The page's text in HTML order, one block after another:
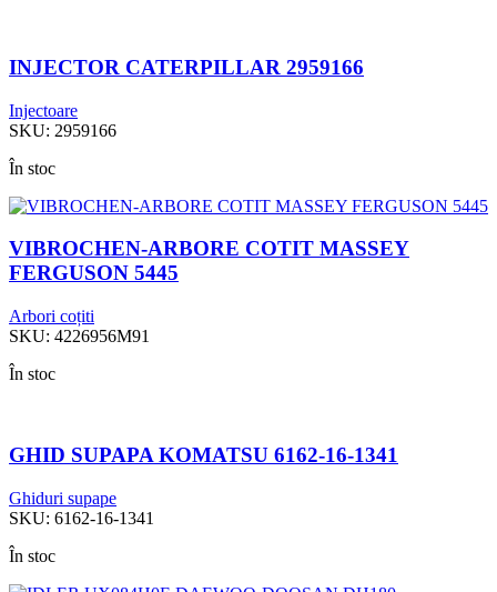
INJECTOR CATERPILLAR 2959166
Injectoare
SKU: 2959166
În stoc
VIBROCHEN-ARBORE COTIT MASSEY
FERGUSON 5445
Arbori coțiti
SKU: 4226956M91
În stoc
GHID SUPAPA KOMATSU 6162-16-1341
Ghiduri supape
SKU: 6162-16-1341
În stoc